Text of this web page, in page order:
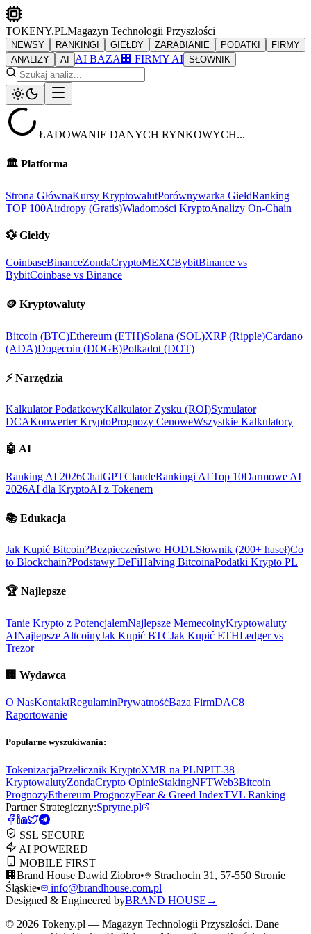
TOKENY.PLMagazyn Technologii Przyszłości
NEWSY RANKINGI GIEŁDY ZARABIANIE PODATKI
FIRMY
ANALIZY
AI AI BAZA 🏢 FIRMY AI SŁOWNIK
ŁADOWANIE DANYCH RYNKOWYCH...
🏛️ Platforma
Strona GłównaKursy KryptowalutPorównywarka GiełdRanking
TOP 100Airdropy (Gratis)Wiadomości KryptoAnalizy On-Chain
💱 Giełdy
CoinbaseBinanceZondaCryptoMEXCBybitBinance vs
BybitCoinbase vs Binance
🪙 Kryptowaluty
Bitcoin (BTC)Ethereum (ETH)Solana (SOL)XRP (Ripple)Cardano
(ADA)Dogecoin (DOGE)Polkadot (DOT)
⚡ Narzędzia
Kalkulator PodatkowyKalkulator Zysku (ROI)Symulator
DCAKonwerter KryptoPrognozy CenoweWszystkie Kalkulatory
🤖 AI
Ranking AI 2026ChatGPTClaudeRankingi AI Top 10Darmowe AI
2026AI dla KryptoAI z Tokenem
📚 Edukacja
Jak Kupić Bitcoin?Bezpieczeństwo HODLSłownik (200+ haseł)Co
to Blockchain?Podstawy DeFiHalving BitcoinaPodatki Krypto PL
🏆 Najlepsze
Tanie Krypto z PotencjałemNajlepsze MemecoinyKryptowaluty
AINajlepsze AltcoinyJak Kupić BTCJak Kupić ETHLedger vs
Trezor
🏢 Wydawca
O NasKontaktRegulaminPrywatnośćBaza FirmDAC8
Raportowanie
Popularne wyszukiwania:
TokenizacjaPrzelicznik KryptoXMR na PLNPIT-38
KryptowalutyZondaCrypto OpinieStakingNFTWeb3Bitcoin
PrognozyEthereum PrognozyFear & Greed IndexTVL Ranking
Partner Strategiczny:Sprytne.pl
SSL SECURE
AI POWERED
MOBILE FIRST
🏢 Brand House Dawid Ziobro•
Strachocin 31, 57-550 Stronie
Śląskie•
info@brandhouse.com.pl
Designed & Engineered byBRAND HOUSE →
© 2026 Tokeny.pl — Magazyn Technologii Przyszłości. Dane